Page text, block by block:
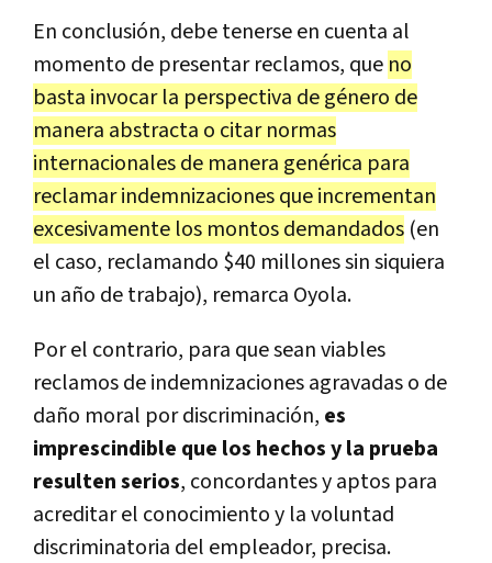
En conclusión, debe tenerse en cuenta al
momento de presentar reclamos, que no
basta invocar la perspectiva de género de
manera abstracta o citar normas
internacionales de manera genérica para
reclamar indemnizaciones que incrementan
excesivamente los montos demandados (en
el caso, reclamando $40 millones sin siquiera
un año de trabajo), remarca Oyola.
Por el contrario, para que sean viables
reclamos de indemnizaciones agravadas o de
daño moral por discriminación, es
imprescindible que los hechos y la prueba
resulten serios, concordantes y aptos para
acreditar el conocimiento y la voluntad
discriminatoria del empleador, precisa.